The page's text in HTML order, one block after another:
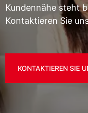
Kundennähe steht
Kontaktieren Sie
KONTAKTIEREN SIE